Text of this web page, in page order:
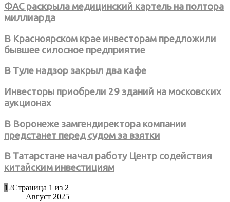
ФАС раскрыла медицинский картель на полтора
миллиарда
В Красноярском крае инвесторам предложили
бывшее силосное предприятие
В Туле надзор закрыл два кафе
Инвесторы приобрели 29 зданий на московских
аукционах
В Воронеже замгендиректора компании
предстанет перед судом за взятки
В Татарстане начал работу Центр содействия
китайским инвестициям
1 2Страница 1 из 2
Август 2025